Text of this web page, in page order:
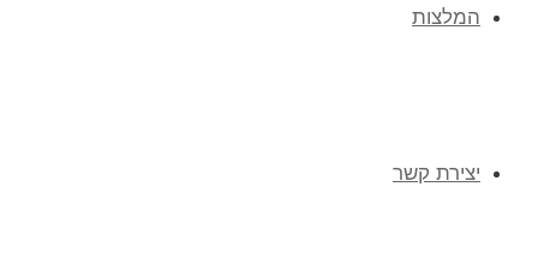
המלצות
יצירת קשר